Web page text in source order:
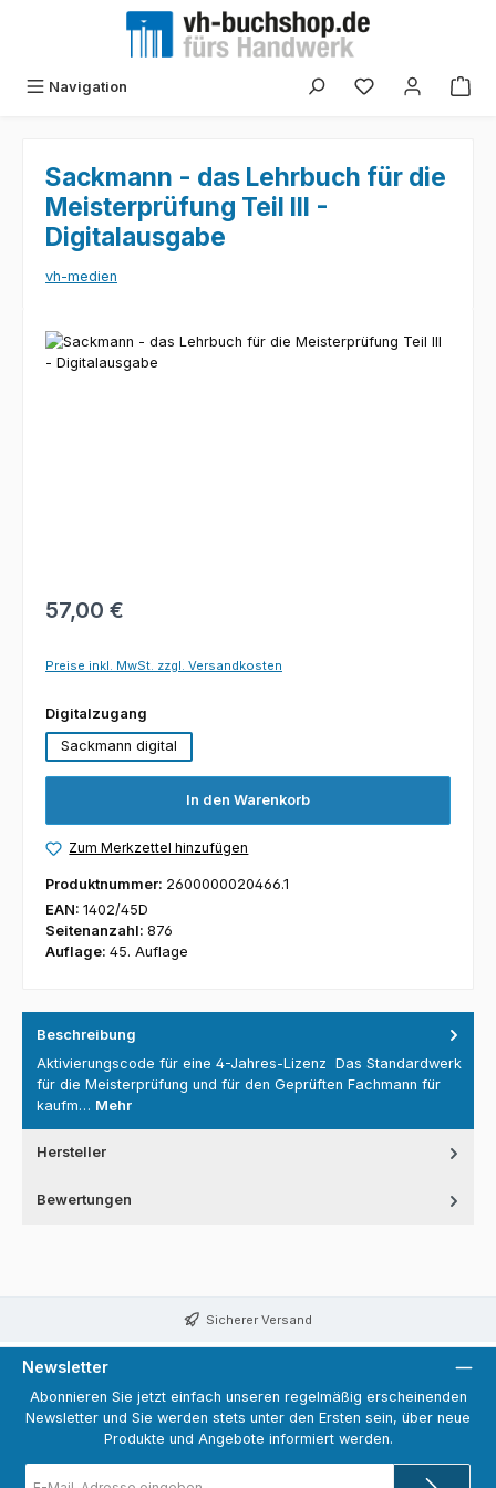
Zum Hauptinhalt springen
Navigation
Sackmann - das Lehrbuch für die
Meisterprüfung Teil III -
Digitalausgabe
vh-medien
Bildergalerie überspringen
57,00 €
Preise inkl. MwSt. zzgl. Versandkosten
Digitalzugang
Sackmann digital
In den Warenkorb
Zum Merkzettel hinzufügen
Produktnummer: 2600000020466.1
EAN: 1402/45D
Seitenanzahl: 876
Auflage: 45. Auflage
Beschreibung
Aktivierungscode für eine 4-Jahres-Lizenz Das Standardwerk
für die Meisterprüfung und für den Geprüften Fachmann für
kaufm… Mehr
Hersteller
Bewertungen
Sicherer Versand
Newsletter
Abonnieren Sie jetzt einfach unseren regelmäßig erscheinenden
Newsletter und Sie werden stets unter den Ersten sein, über neue
Produkte und Angebote informiert werden.